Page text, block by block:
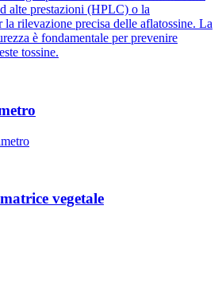
alte prestazioni (HPLC) o la
la rilevazione precisa delle aflatossine. La
è fondamentale per prevenire
tossine.
vegetale